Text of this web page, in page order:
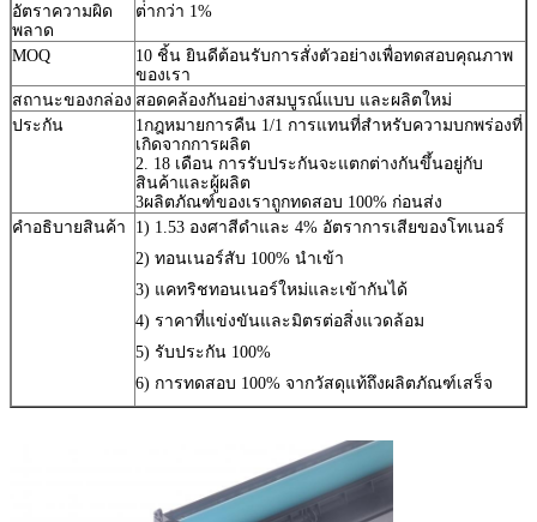
อัตราความผิด
พลาด
ต่ํากว่า 1%
MOQ
10 ชิ้น ยินดีต้อนรับการสั่งตัวอย่างเพื่อทดสอบคุณภาพ
ของเรา
สถานะของกล่อง สอดคล้องกันอย่างสมบูรณ์แบบ และผลิตใหม่
ประกัน
1กฎหมายการคืน 1/1 การแทนที่สําหรับความบกพร่องที่
เกิดจากการผลิต
2. 18 เดือน การรับประกันจะแตกต่างกันขึ้นอยู่กับ
สินค้าและผู้ผลิต
3ผลิตภัณฑ์ของเราถูกทดสอบ 100% ก่อนส่ง
คําอธิบายสินค้า
1) 1.53 องศาสีดําและ 4% อัตราการเสียของโทเนอร์
2) ทอนเนอร์สับ 100% นําเข้า
3) แคทริชทอนเนอร์ใหม่และเข้ากันได้
4) ราคาที่แข่งขันและมิตรต่อสิ่งแวดล้อม
5) รับประกัน 100%
6) การทดสอบ 100% จากวัสดุแท้ถึงผลิตภัณฑ์เสร็จ